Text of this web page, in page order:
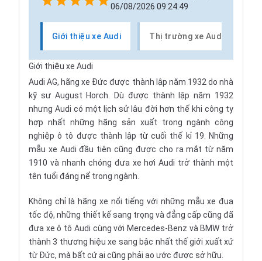
06/08/2026 09:24:49
Giới thiệu xe Audi Thị trường xe Audi
Giới thiệu xe Audi
Audi AG, hãng xe Đức được thành lập năm 1932 do nhà
kỹ sư August Horch. Dù được thành lập năm 1932
nhưng Audi có một lịch sử lâu đời hơn thế khi công ty
hợp nhất những hãng sản xuất trong ngành công
nghiệp ô tô được thành lập từ cuối thế kỉ 19. Những
mẫu xe Audi đầu tiên cũng được cho ra mắt từ năm
1910 và nhanh chóng đưa xe hơi Audi trở thành một
tên tuổi đáng nể trong ngành.
Không chỉ là hãng xe nổi tiếng với những mẫu xe đua
tốc độ, những thiết kế sang trọng và đẳng cấp cũng đã
đưa xe ô tô Audi cùng với Mercedes-Benz và BMW trở
thành 3 thương hiệu xe sang bậc nhất thế giới xuất xứ
từ Đức, mà bất cứ ai cũng phải ao ước được sở hữu.